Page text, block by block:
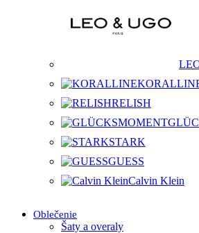
RELISH
STARK
GUESS
Calvin Klein
Oblečenie
Šaty a overaly